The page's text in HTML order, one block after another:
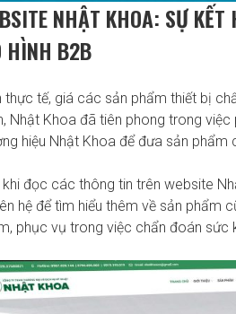
NHẬT KHOA: SỰ
HÌNH B2B
thực tế, giá các sản phẩm thiết bị
Nhật Khoa đã tiên phong trong việc
hiệu Nhật Khoa để đưa sản
khi đọc các thông tin trên website
hệ để tìm hiểu thêm về sản phẩm
phục vụ trong việc chẩn đoán sức